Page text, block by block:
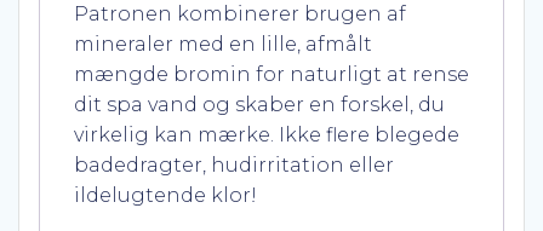
Patronen kombinerer brugen af
mineraler med en lille, afmålt
mængde bromin for naturligt at rense
dit spa vand og skaber en forskel, du
virkelig kan mærke. Ikke flere blegede
badedragter, hudirritation eller
ildelugtende klor!